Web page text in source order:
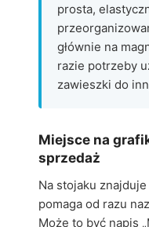
prosta,
głównie na
razie potrzeby
zawieszki do
Miejsce na
sprzedaż
Na stojaku
pomaga od razu
Może to być napis